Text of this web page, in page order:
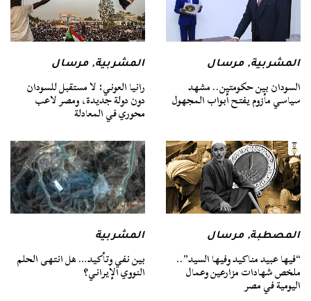
المشربية,مرسال
السودان بين حكومتين.. مشهد
سياسي مأزوم يفتح أبواب المجهول
المشربية,مرسال
رانيا العوني: لا مستقبل للسودان
دون دولة جديدة، ومصر لاعب
محوري في المعادلة
المصطبة,مرسال
“فيها عبيد مناكيد وفيها السيد”..
ملخص شهادات مزارعين وعمال
اليومية في مصر
المشربية
بين نفي وتأكيد… هل انتهى الحلم
النووي الإيراني؟